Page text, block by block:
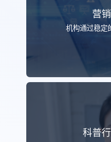
营
机构通过稳定
科普